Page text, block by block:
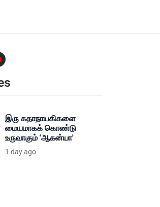
இரு கதாநாயகிகளை
மையமாகக் கொண்டு
உருவாகும் 'ஆகன்யா'
1 day ago